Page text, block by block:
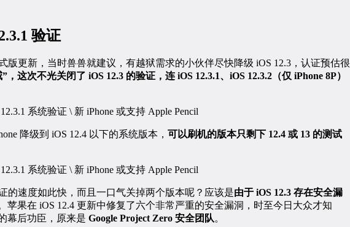
验证
版更新，当时兽兽就建议，有越狱需求的小伙伴尽快降级 iOS 12.3，认证预估很
，这次不光关闭了 iOS 12.3 的验证，连 iOS 12.3.1、iOS 12.3.2（仅 iPhone 8P）
降级到 iOS 12.4 以下的系统版本， 可以刷机的版本只剩下 12.4 或 13 的测试
的速度如此快，而且一口气关掉两个版本呢？应该是由于 iOS 12.3 存在安全漏
苹果在 iOS 12.4 更新中修复了六个非常严重的安全漏洞，时至今日大众才知
幕后功臣，原来是 Google Project Zero 安全团队。